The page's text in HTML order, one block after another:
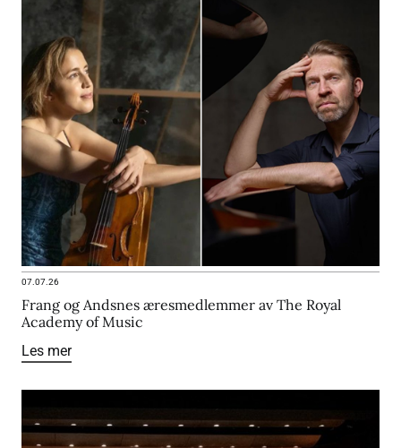
07.07.26
Frang og Andsnes æresmedlemmer av The Royal
Academy of Music
Les mer